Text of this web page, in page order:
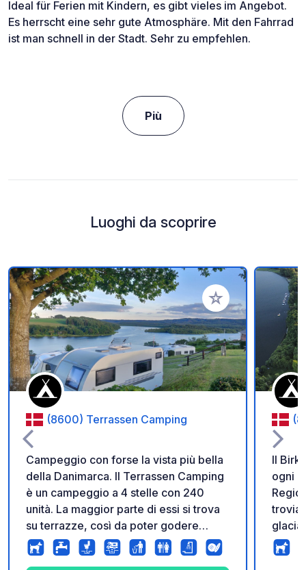
Ideal für Ferien mit Kindern, es gibt vieles im Angebot.
Es herrscht eine sehr gute Atmosphäre. Mit den Fahrrad
ist man schnell in der Stadt. Sehr zu empfehlen.
Più
Luoghi da scoprire
Aggiungi ai tuoi
(8600) Terrassen Camping
Campeggio con forse la vista più bella
della Danimarca. Il Terrassen Camping
è un campeggio a 4 stelle con 240
unità. La maggior parte di essi si trova
su terrazze, così da poter godere
senza ostacoli della splendida vista sui
laghi di Silkeborg. Il Terrassen
Il
ogni